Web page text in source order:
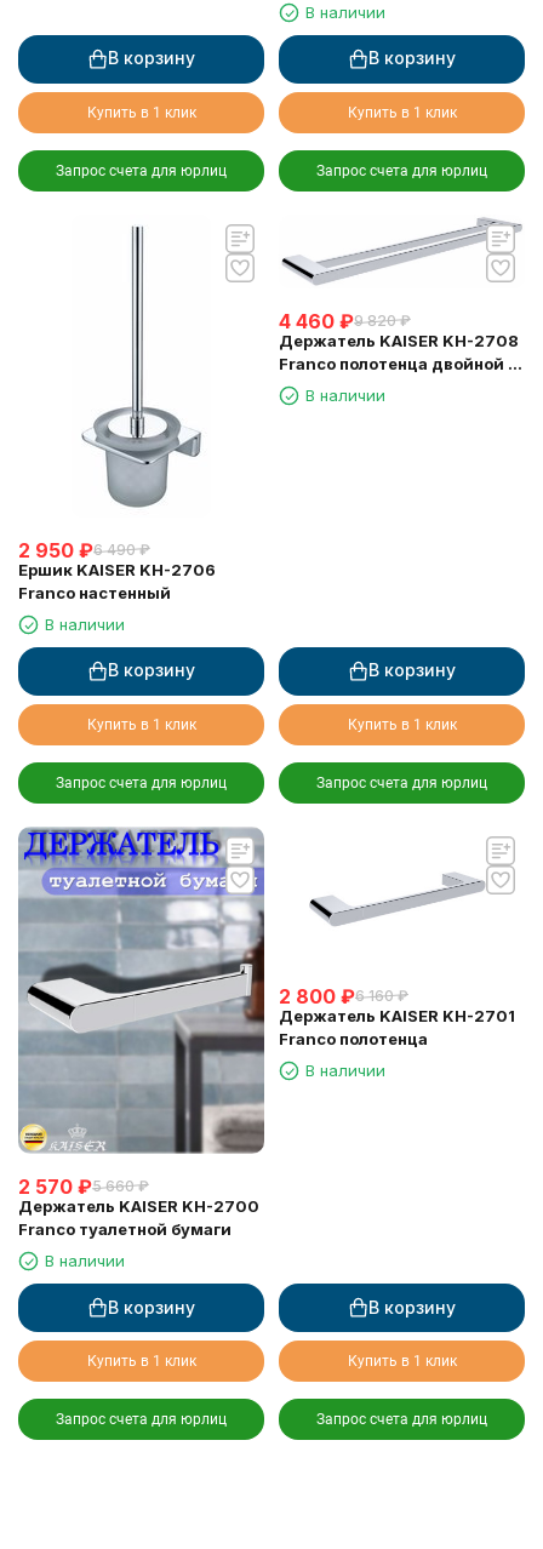
В корзину
Купить в 1 клик
Запрос счета для юрлиц
В наличии
В корзину
Купить в 1 клик
Запрос счета для юрлиц
2 950 ₽6 490 ₽
Ершик KAISER KH-2706
Franco настенный
В наличии
В корзину
Купить в 1 клик
Запрос счета для юрлиц
4 460 ₽9 820 ₽
Держатель KAISER KH-2708
Franco полотенца двойной L-
60 смВ наличии
В корзину
Купить в 1 клик
Запрос счета для юрлиц
2 570 ₽5 660 ₽
Держатель KAISER KH-2700
Franco туалетной бумаги
В наличии
В корзину
Купить в 1 клик
Запрос счета для юрлиц
2 800 ₽6 160 ₽
Держатель KAISER KH-2701
Franco полотенца
В наличии
В корзину
Купить в 1 клик
Запрос счета для юрлиц